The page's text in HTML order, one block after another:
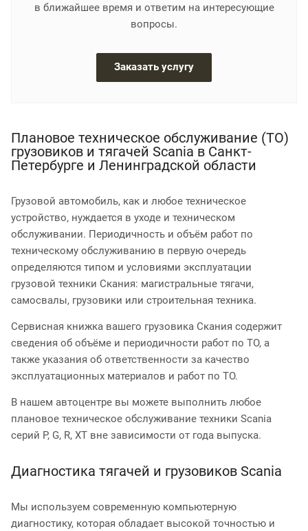
в ближайшее время и ответим на интересующие
вопросы.
Заказать услугу
Плановое техническое обслуживание (ТО)
грузовиков и тягачей Scania в Санкт-
Петербурге и Ленинградской области
Грузовой автомобиль, как и любое техническое
устройство, нуждается в уходе и техническом
обслуживании. Периодичность и объём работ по
техническому обслуживанию в первую очередь
определяются типом и условиями эксплуатации
грузовой техники Скания: магистральные тягачи,
самосвалы, грузовики или строительная техника.
Сервисная книжка вашего грузовика Скания содержит
сведения об объёме и периодичности работ по ТО, а
также указания об ответственности за качество
эксплуатационных материалов и работ по ТО.
В нашем автоцентре вы можете выполнить любое
плановое техническое обслуживание техники Scania
серий P, G, R, XT вне зависимости от года выпуска.
Диагностика тягачей и грузовиков Scania
Мы используем современную компьютерную
диагностику, которая обладает высокой точностью и